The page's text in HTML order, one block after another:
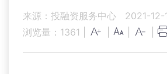
来源：投融资服务中心
2021-12-
浏览量： 1361